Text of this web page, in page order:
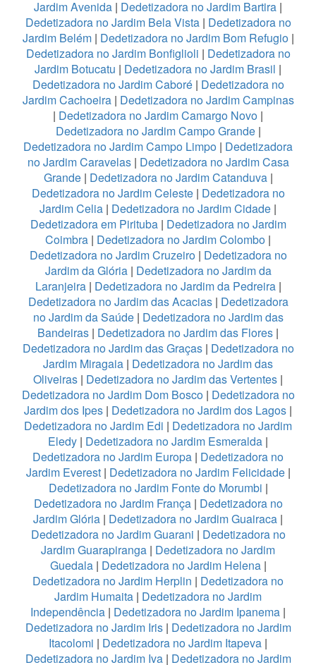
Jardim Avenida | Dedetizadora no Jardim Bartira |
Dedetizadora no Jardim Bela Vista| Dedetizadora no
Jardim Belém| Dedetizadora no Jardim Bom Refugio|
Dedetizadora no Jardim Bonfiglioli | Dedetizadora no
Jardim Botucatu | Dedetizadora no Jardim Brasil |
Dedetizadora no Jardim Caboré| Dedetizadora no
Jardim Cachoeira| Dedetizadora no Jardim Campinas
| Dedetizadora no Jardim Camargo Novo |
Dedetizadora no Jardim Campo Grande|
Dedetizadora no Jardim Campo Limpo | Dedetizadora
no Jardim Caravelas| Dedetizadora no Jardim Casa
Grande| Dedetizadora no Jardim Catanduva|
Dedetizadora no Jardim Celeste| Dedetizadora no
Jardim Celia | Dedetizadora no Jardim Cidade |
Dedetizadora em Pirituba| Dedetizadora no Jardim
Coimbra | Dedetizadora no Jardim Colombo |
Dedetizadora no Jardim Cruzeiro| Dedetizadora no
Jardim da Glória| Dedetizadora no Jardim da
Laranjeira| Dedetizadora no Jardim da Pedreira|
Dedetizadora no Jardim das Acacias| Dedetizadora
no Jardim da Saúde| Dedetizadora no Jardim das
Bandeiras | Dedetizadora no Jardim das Flores |
Dedetizadora no Jardim das Graças| Dedetizadora no
Jardim Miragaia | Dedetizadora no Jardim das
Oliveiras | Dedetizadora no Jardim das Vertentes |
Dedetizadora no Jardim Dom Bosco| Dedetizadora no
Jardim dos Ipes | Dedetizadora no Jardim dos Lagos |
Dedetizadora no Jardim Edi | Dedetizadora no Jardim
Eledy | Dedetizadora no Jardim Esmeralda |
Dedetizadora no Jardim Europa | Dedetizadora no
Jardim Everest| Dedetizadora no Jardim Felicidade|
Dedetizadora no Jardim Fonte do Morumbi |
Dedetizadora no Jardim França| Dedetizadora no
Jardim Glória | Dedetizadora no Jardim Guairaca |
Dedetizadora no Jardim Guarani | Dedetizadora no
Jardim Guarapiranga | Dedetizadora no Jardim
Guedala| Dedetizadora no Jardim Helena|
Dedetizadora no Jardim Herplin | Dedetizadora no
Jardim Humaita | Dedetizadora no Jardim
Independência | Dedetizadora no Jardim Ipanema |
Dedetizadora no Jardim Iris| Dedetizadora no Jardim
Itacolomi | Dedetizadora no Jardim Itapeva |
Dedetizadora no Jardim Iva| Dedetizadora no Jardim